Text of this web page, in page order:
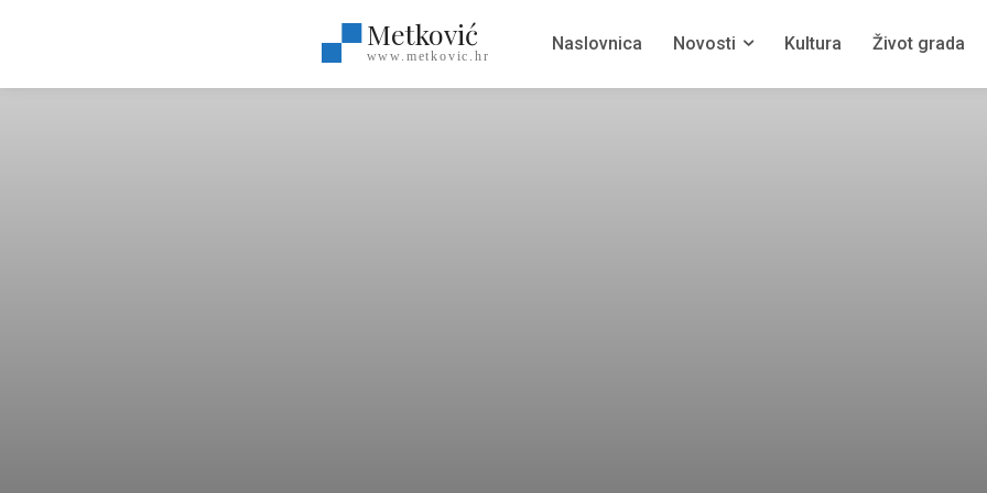
Metković
www.metkovic.hr
Naslovnica Novosti Kultura Život grada